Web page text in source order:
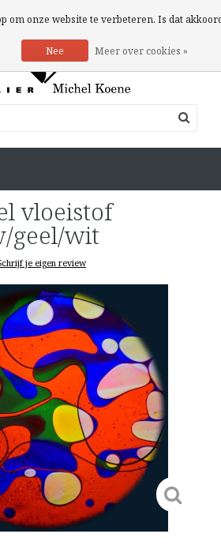
0 Artikelen
vloeistof
geel/wit
je eigen review
om onze website te verbeteren. Is dat
Nee Meer over cookies »